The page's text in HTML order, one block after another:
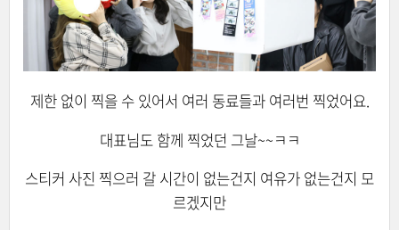
제한 없이 찍을 수 있어서 여러 동료들과 여러번 찍었어요.
대표님도 함께 찍었던 그날~~ㅋㅋ
스티커 사진 찍으러 갈 시간이 없는건지 여유가 없는건지 모
르겠지만